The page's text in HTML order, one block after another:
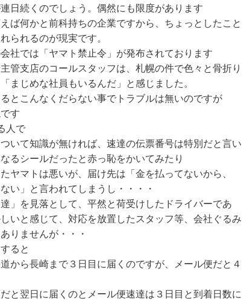
日続くのでしょう。偶然にも限度があります
ば何かと前科持ちの企業ですから、ちょっとしたこと
られるのが現実です。
社では「ヤマト禁止令」が発布されております
管支店のコールスタッフは、札幌の件で色々と骨折り
まじめな社員もいるんだ」と感じました。
とこんなくだらない事でトラブルは無いのですが
す
人で
いて知識が無ければ、速達の伝票番号は特別だと言い
るシールだったと赤っ恥をかいてみたり
ヤマトは悪いが、届け先は「金を払ってないから、
い」と言われてしまうし・・・・
」を見落として、平然と荷受けしたドライバーであ
いと感じて、対応を放置したスタッフ等、会社ぐるみ
りませんが・・・
ると
から長崎まで３日目に届くのですが、メール便だと４
と翌日に届くのとメール便速達は３日目と到着日数に